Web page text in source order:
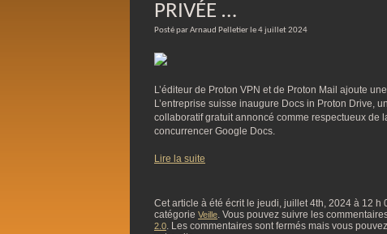
PRIVÉE …
Posté par Arnaud Pelletier le 4 juillet 2024
L’éditeur de Proton VPN et de Proton Mail ajoute
L’entreprise suisse inaugure Docs in Proton Drive,
collaboratif gratuit annoncé comme respectueux de
concurrencer Google Docs.
Lire la suite
Cet article à été écrit le jeudi, juillet 4th, 2024 à 12 h
catégorie Veille. Vous pouvez suivre les
2.0. Les commentaires sont fermés mais vous